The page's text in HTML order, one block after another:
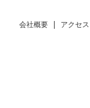
会社概要 アクセス